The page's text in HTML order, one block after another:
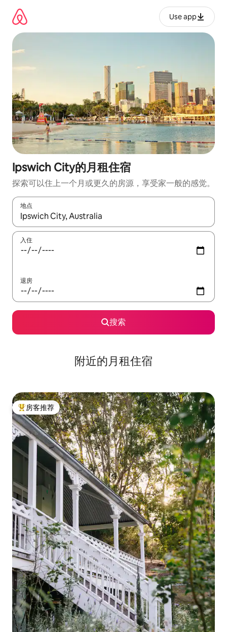
Use app
Ipswich City的月租住宿
探索可以住上一个月或更久的房源，享受家一般的感觉。
地点
如有搜索结果，请使用上下方向键查看，或通过点击或滑动手势
入住
退房
搜索
附近的月租住宿
热门「房客推荐」
房客推荐